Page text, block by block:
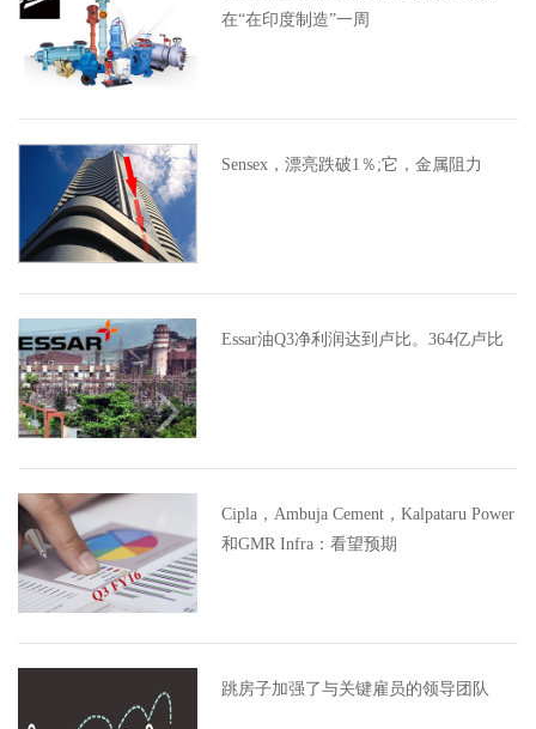
在“在印度制造”一周
Sensex，漂亮跌破1％;它，金属阻力
Essar油Q3净利润达到卢比。364亿卢比
Cipla，Ambuja Cement，Kalpataru Power
和GMR Infra：看望预期
跳房子加强了与关键雇员的领导团队